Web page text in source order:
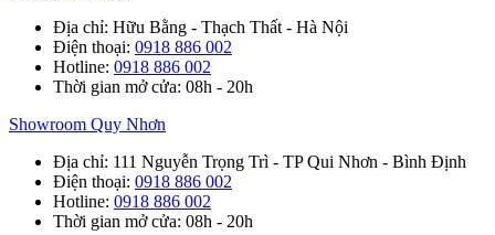
Địa chỉ: Hữu Bằng - Thạch Thất - Hà Nội
Điện thoại: 0918 886 002
Hotline: 0918 886 002
Thời gian mở cửa: 08h - 20h
Showroom Quy Nhơn
Địa chỉ: 111 Nguyễn Trọng Trì - TP Qui Nhơn - Bình Định
Điện thoại: 0918 886 002
Hotline: 0918 886 002
Thời gian mở cửa: 08h - 20h